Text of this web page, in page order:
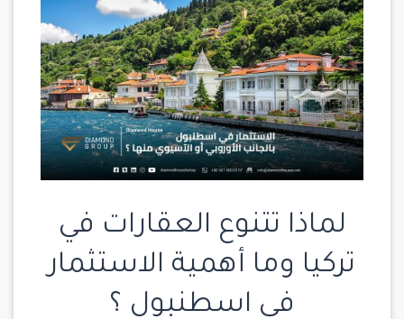
لماذا تتنوع العقارات في
تركيا وما أهمية الاستثمار
في اسطنبول ؟